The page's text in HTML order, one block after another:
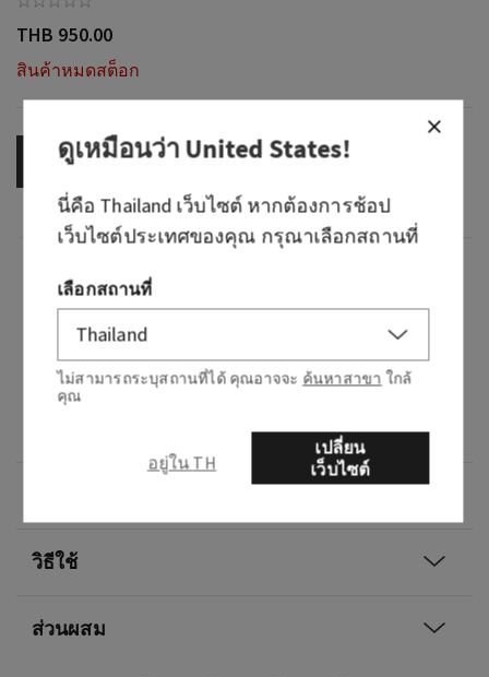
THB 950.00
สินค้าหมดสต็อก
OUT OF STOCK
กลิ่นหอมอย่างไร: กลิ่นหอมราวกับชุดเดรสสีดำตัว
น้อยของคุณ สวยงาม เหนือกาลเวลา และเป็นที่รัก
โน้ต: ซากุระ ลูกแพร์เอเชีย กลีบดอกมิโมซ่าสด
ดอกมะลิสีขาว และไม้จันทน์ที่แดงระเรื่อ
วิธีใช้
ส่วนผสม
ดูเหมือนว่าUnited States!
นี่คือ Thailand เว็บไซต์ หากต้องการช้อป
เว็บไซต์ประเทศของคุณ กรุณาเลือกสถานที่
เลือกสถานที่
ไม่สามารถระบุสถานที่ได้ คุณอาจจะ ค้นหาสาขา ใกล้
คุณ
อยู่ใน TH
เปลี่ยน
เว็บไซต์